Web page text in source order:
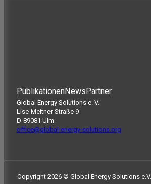
PublikationenNewsPartner
Global Energy Solutions e. V.
Lise-Meitner-Straße 9
D-89081 Ulm
office@global-energy-solutions.org
Copyright 2026 © Global Energy Solutions e.V.